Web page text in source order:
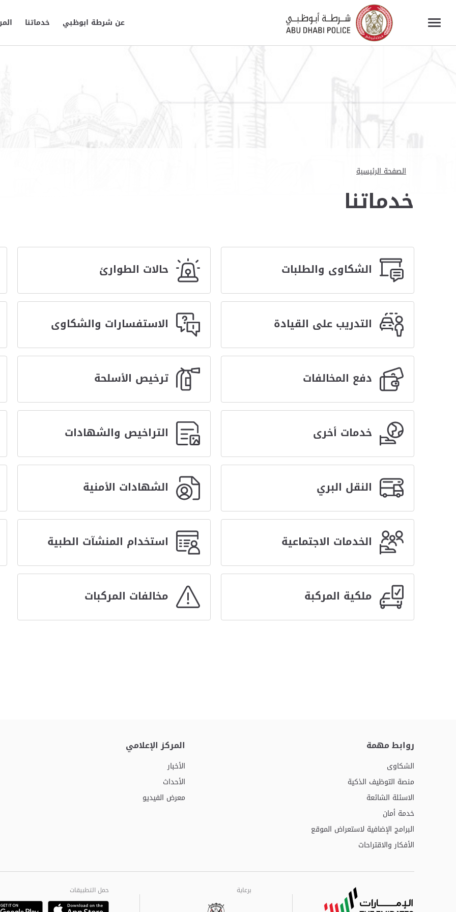
عن شرطة ابوظبي خدماتنا
الصفحة الرئيسية
خدماتنا
الشكاوى والطلبات حالات الطوارئ
التدريب على القيادة الاستفسارات والشكاوى
دفع المخالفات ترخيص الأسلحة
خدمات أخرى التراخيص والشهادات
النقل البري الشهادات الأمنية
الخدمات الاجتماعية استخدام المنشآت الطبية
ملكية المركبة مخالفات المركبات
روابط مهمة
الشكاوى
منصة التوظيف الذكية
الاسئلة الشائعة
خدمة أمان
البرامج الإضافية لاستعراض الموقع
الأفكار والاقتراحات
المركز الإعلامي
الأخبار
الأحداث
معرض الفيديو
حمل التطبيقات برعاية